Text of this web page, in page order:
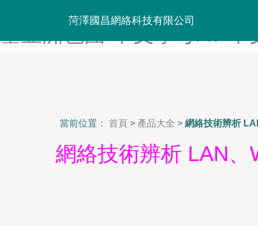
中文字幕av一区-中文字幕
菏澤國昌網絡科技有限公司
當前位置： 首頁 > 產品大全 > 網絡技術辨析
網絡技術辨析 LAN、